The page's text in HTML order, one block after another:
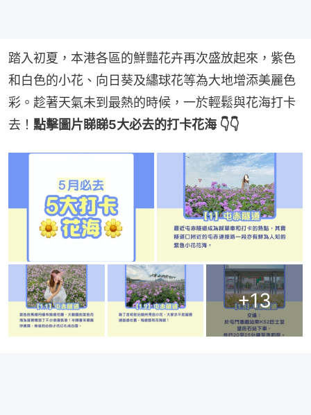
踏入初夏，本港各區的鮮豔花卉再次盛放起來，紫色
和白色的小花、向日葵及繡球花等為大地增添美麗色
彩。趁著天氣未到最熱的時候，一於輕鬆與花海打卡
去！ 點擊圖片睇睇5大必去的打卡花海 👇👇
+13